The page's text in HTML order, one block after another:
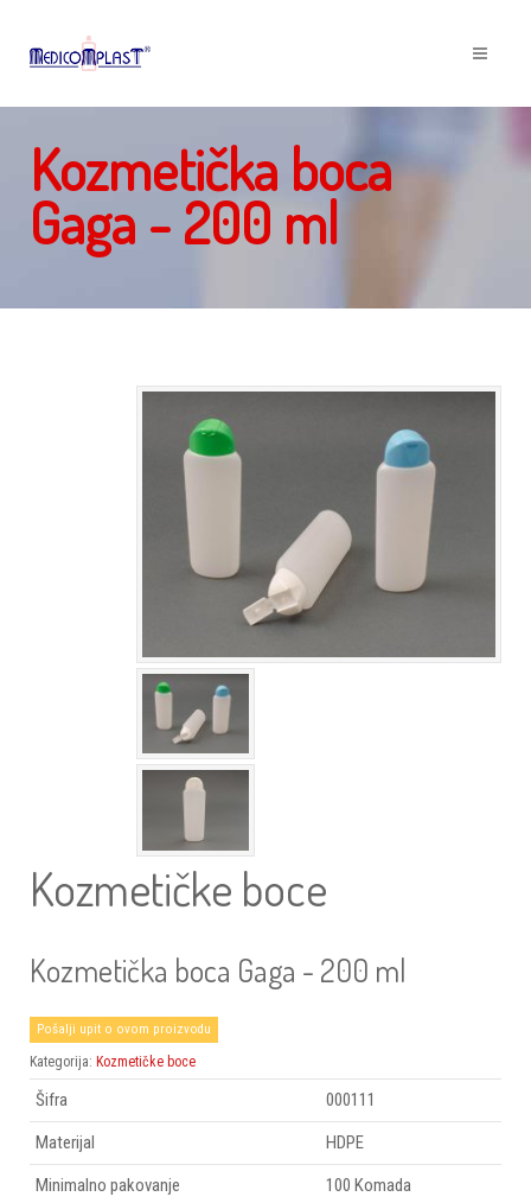
Kozmetička boca
Gaga - 200 ml
Kozmetičke boce
Kozmetička boca Gaga - 200 ml
Pošalji upit o ovom proizvodu
Kategorija: Kozmetičke boce
Šifra
000111
Materijal
HDPE
Minimalno pakovanje
100 Komada